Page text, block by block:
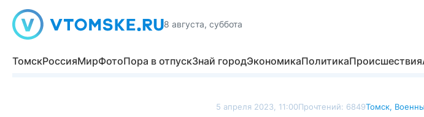
8 августа, суббота
ТомскРоссияМирФотоПора в отпускЗнай городЭкономикаПолитикаПроисшествия
5 апреля 2023, 11:00Прочтений: 6849Томск,